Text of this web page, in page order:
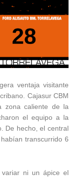
ventaja visitante
Cajasur CBM
zona caliente de la
el equipo a la
De hecho, el central
transcurrido 6
variar ni un ápice el